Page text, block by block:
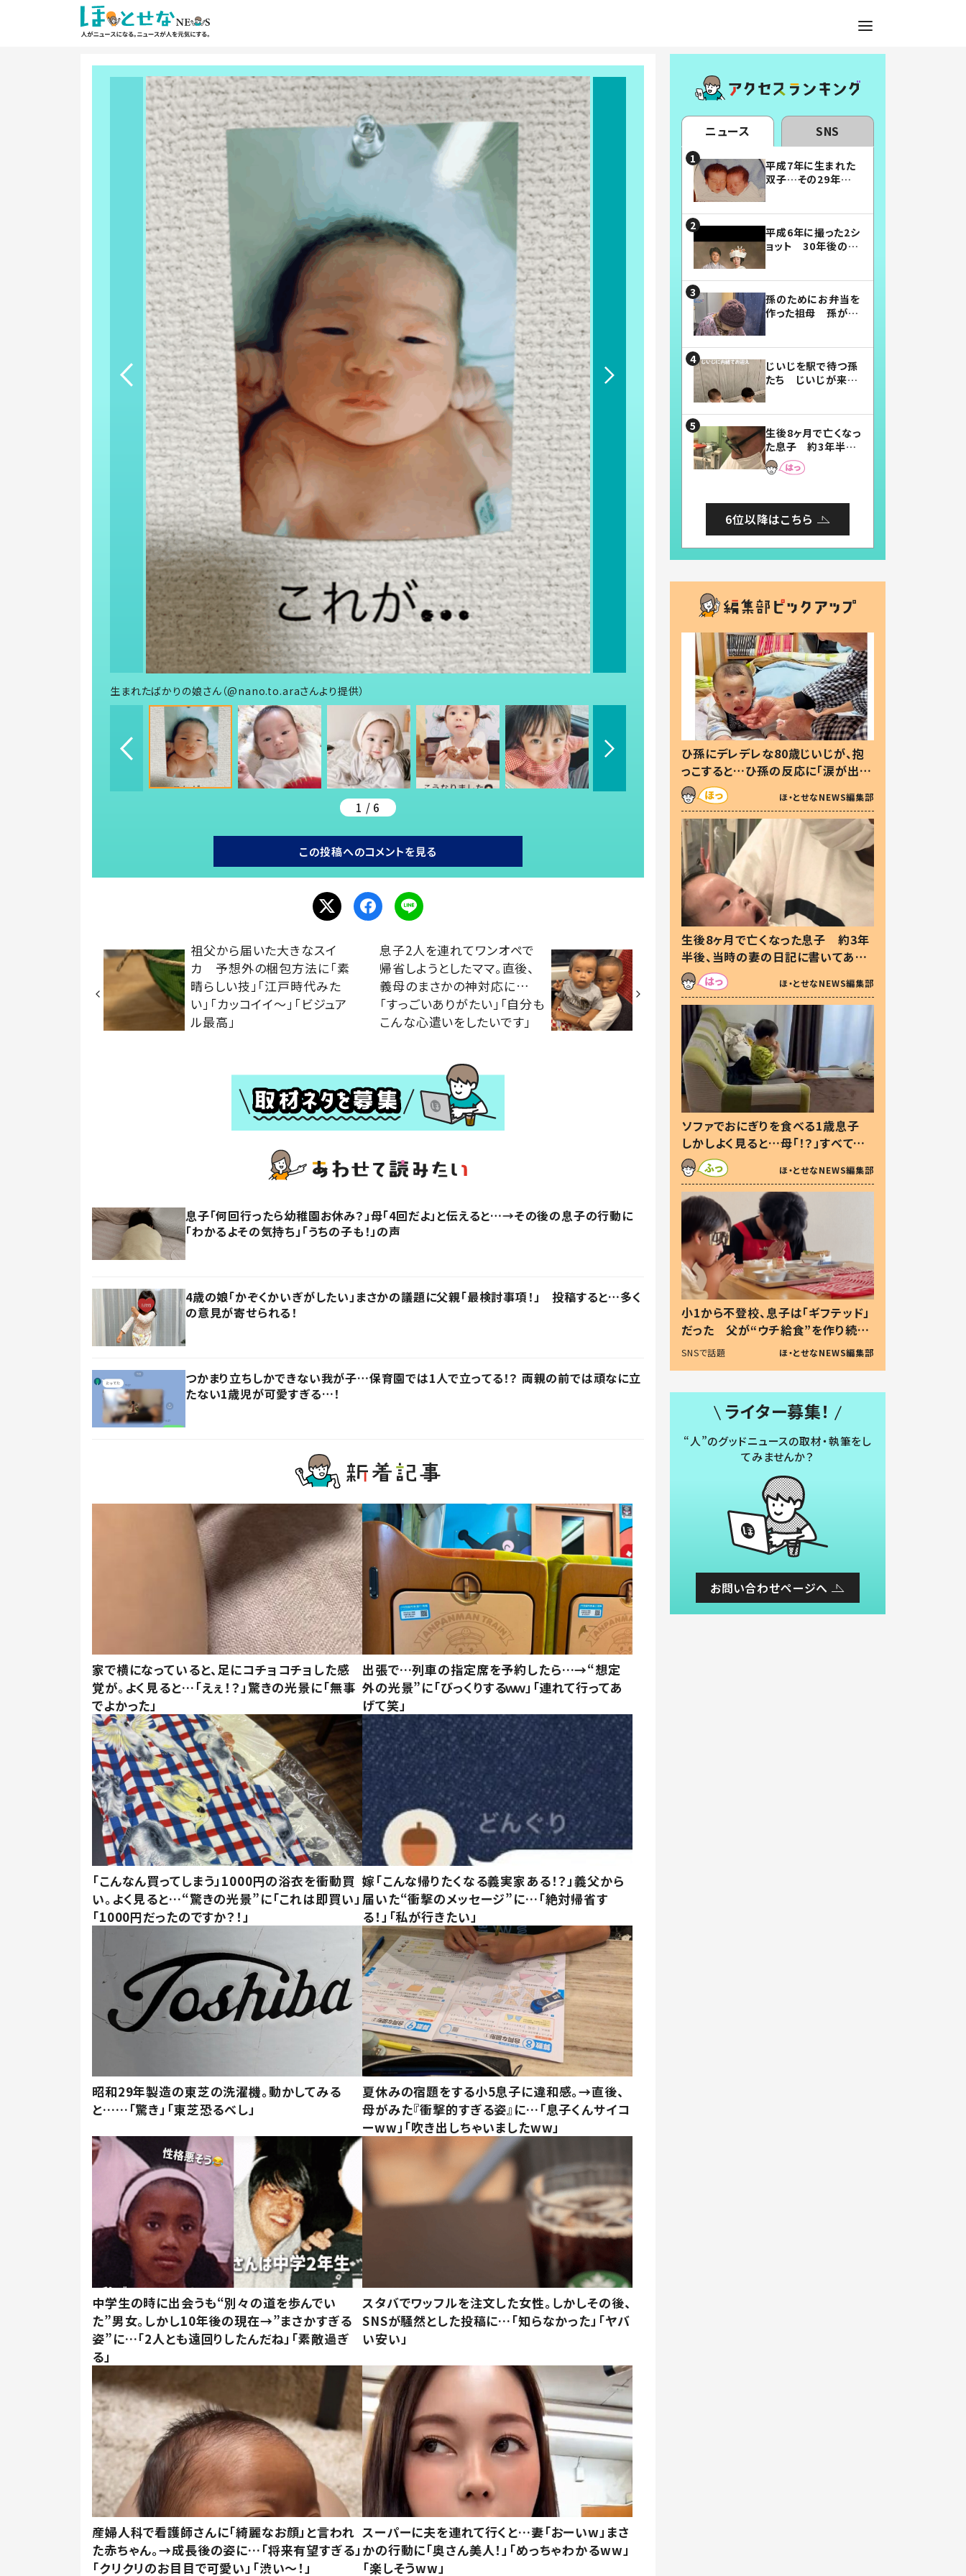
生まれたばかりの娘さん（@nano.to.araさんより提供）
1 / 6
この投稿へのコメントを見る
祖父から届いた大きなスイ
カ 予想外の梱包方法に「素
晴らしい技」「江戸時代みた
い」「カッコイイ〜」「ビジュア
ル最高」
息子2人を連れてワンオペで
帰省しようとしたママ。直後、
義母のまさかの神対応に…
「すっごいありがたい」「自分も
こんな心遣いをしたいです」
息子「何回行ったら幼稚園お休み？」母「4回だよ」と伝えると…→その後の息子の行動に
「わかるよその気持ち」「うちの子も！」の声
4歳の娘「かぞくかいぎがしたい」まさかの議題に父親「最検討事項！」 投稿すると…多く
の意見が寄せられる！
つかまり立ちしかできない我が子…保育園では1人で立ってる！？ 両親の前では頑なに立
たない1歳児が可愛すぎる…！
家で横になっていると、足にコチョコチョした感
覚が。よく見ると…「えぇ！？」驚きの光景に「無事
でよかった」
出張で…列車の指定席を予約したら…→“想定
外の光景”に「びっくりするｗｗ」「連れて行ってあ
げて笑」
「こんなん買ってしまう」1000円の浴衣を衝動買
い。よく見ると…“驚きの光景”に「これは即買い」
「1000円だったのですか？！」
嫁「こんな帰りたくなる義実家ある！？」義父から
届いた“衝撃のメッセージ”に…「絶対帰省す
る！」「私が行きたい」
昭和29年製造の東芝の洗濯機。動かしてみる
と……「驚き」「東芝恐るべし」
夏休みの宿題をする小5息子に違和感。→直後、
母がみた『衝撃的すぎる姿』に…「息子くんサイコ
ーww」「吹き出しちゃいましたww」
中学生の時に出会うも“別々の道を歩んでい
た”男女。しかし10年後の現在→”まさかすぎる
姿”に…「2人とも遠回りしたんだね」「素敵過ぎ
る」
スタバでワッフルを注文した女性。しかしその後、
SNSが騒然とした投稿に…「知らなかった」「ヤバ
い安い」
産婦人科で看護師さんに「綺麗なお顔」と言われ
た赤ちゃん。→成長後の姿に…「将来有望すぎる」
「クリクリのお目目で可愛い」「渋い～！」
スーパーに夫を連れて行くと…妻「おーいw」まさ
かの行動に「奥さん美人！」「めっちゃわかるww」
「楽しそうww」
ニュース SNS
平成7年に生まれた
双子…その29年後
平成6年に撮った2シ
ョット 30年後の姿
孫のためにお弁当を
作った祖母 孫が絶
じいじを駅で待つ孫
たち じいじが来た
まらない」「幸せにな
れる」
生後8ヶ月で亡くなっ
た息子 約3年半
後、当時の妻の日記
に書いてあった本音
6位以降はこちら
ひ孫にデレデレな80歳じいじが、抱
っこすると…ひ孫の反応に「涙が出ま
した」「可愛くて仕方ない」
ほ・とせなNEWS編集部
生後8ヶ月で亡くなった息子 約3年
半後、当時の妻の日記に書いてあっ
た本音とは
ほ・とせなNEWS編集部
ソファでおにぎりを食べる1歳息子
しかしよく見ると…母「！？」すべてを
察した母の投稿に「可愛いから許
す！」「現行犯〜」
ほ・とせなNEWS編集部
小1から不登校、息子は「ギフテッド」
だった 父が“ウチ給食”を作り続け
る理由とは #令和の親 #令和の子
SNSで話題 ほ・とせなNEWS編集部
ライター募集！
“人”のグッドニュースの取材・執筆をし
てみませんか？
お問い合わせページへ